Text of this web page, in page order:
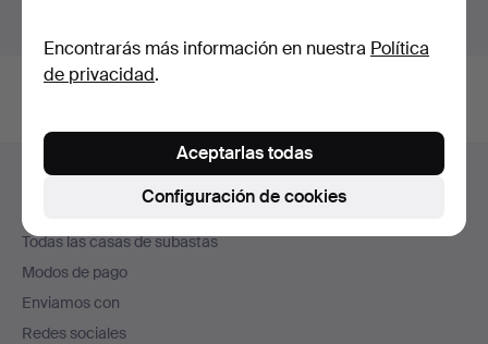
el
pie
de
página
Ayuda y contacto
Contacta con el servicio de atención al cliente
Todas las casas de subastas
Modos de pago
Enviamos con
Redes sociales
Encontrarás más información en nuestra Política
de privacidad.
Configuración de cookies
Aceptarlas todas